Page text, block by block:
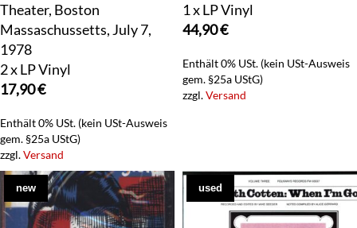
Theater, Boston
Massaschussetts, July 7,
1978
2 x LP Vinyl
17,90€
Enthält 0% USt. (kein USt-Ausweis
gem. §25a UStG)
zzgl.Versand
1 x LP Vinyl
44,90€
Enthält 0% USt. (kein USt-Ausweis
gem. §25a UStG)
zzgl.Versand
new used